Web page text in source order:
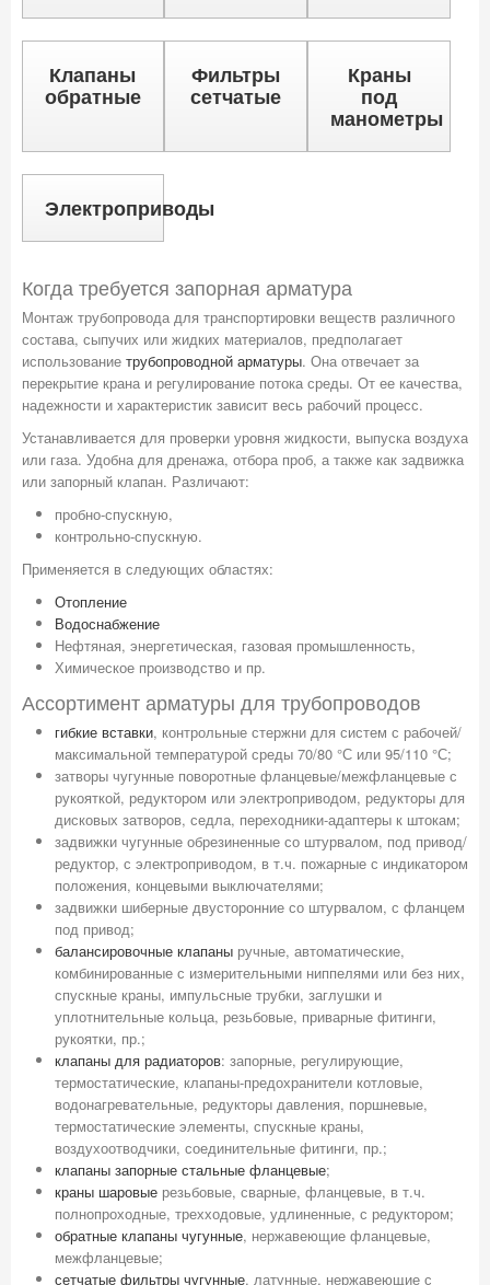
Клапаны
обратные
Фильтры
сетчатые
Краны
под
манометры
Электроприводы
Когда требуется запорная арматура
Монтаж трубопровода для транспортировки веществ различного
состава, сыпучих или жидких материалов, предполагает
использование трубопроводной арматуры. Она отвечает за
перекрытие крана и регулирование потока среды. От ее качества,
надежности и характеристик зависит весь рабочий процесс.
Устанавливается для проверки уровня жидкости, выпуска воздуха
или газа. Удобна для дренажа, отбора проб, а также как задвижка
или запорный клапан. Различают:
пробно-спускную,
контрольно-спускную.
Применяется в следующих областях:
Отопление
Водоснабжение
Нефтяная, энергетическая, газовая промышленность,
Химическое производство и пр.
Ассортимент арматуры для трубопроводов
гибкие вставки, контрольные стержни для систем с рабочей/
максимальной температурой среды 70/80 °С или 95/110 °С;
затворы чугунные поворотные фланцевые/межфланцевые с
рукояткой, редуктором или электроприводом, редукторы для
дисковых затворов, седла, переходники-адаптеры к штокам;
задвижки чугунные обрезиненные со штурвалом, под привод/
редуктор, с электроприводом, в т.ч. пожарные с индикатором
положения, концевыми выключателями;
задвижки шиберные двусторонние со штурвалом, с фланцем
под привод;
балансировочные клапаныручные, автоматические,
комбинированные с измерительными ниппелями или без них,
спускные краны, импульсные трубки, заглушки и
уплотнительные кольца, резьбовые, приварные фитинги,
рукоятки, пр.;
клапаны для радиаторов: запорные, регулирующие,
термостатические, клапаны-предохранители котловые,
водонагревательные, редукторы давления, поршневые,
термостатические элементы, спускные краны,
воздухоотводчики, соединительные фитинги, пр.;
клапаны запорные стальные фланцевые;
краны шаровыерезьбовые, сварные, фланцевые, в т.ч.
полнопроходные, трехходовые, удлиненные, с редуктором;
обратные клапаны чугунные, нержавеющие фланцевые,
межфланцевые;
сетчатые фильтры чугунные, латунные, нержавеющие с